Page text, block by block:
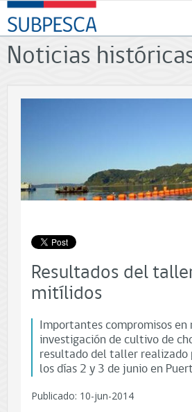
Contenido
principal
SUBPESCA
-
Subsecretaría
de
Acuicultura
Noticias
Resultados del
mitílidos
Importantes compromisos
investigación de cultivo de
resultado del taller realizado
los días 2 y 3 de junio en
Publicado: 10-jun-2014